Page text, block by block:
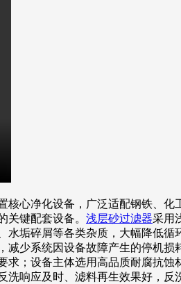
心净化设备，广泛适配钢铁、
关键配套设备。 浅层砂过滤器采用
垢碎屑等各类杂质，大幅降低
少系统因设备故障产生的停机
求；设备主体选用高品质耐腐抗
响应及时、滤料再生效果好，